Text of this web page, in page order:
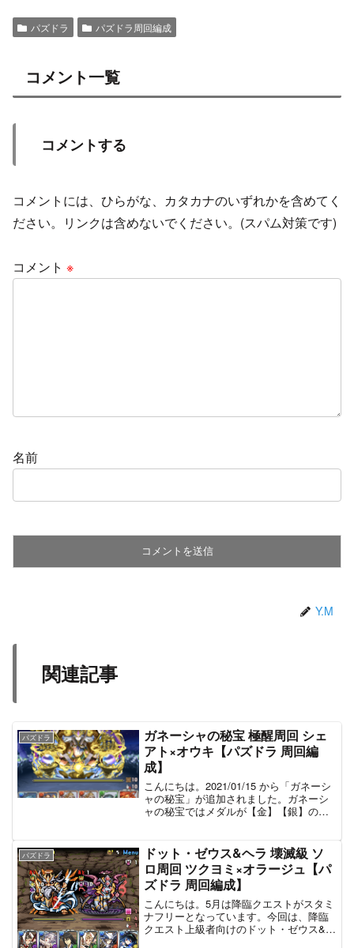
パズドラ パズドラ周回編成
コメント一覧
コメントする
コメントには、ひらがな、カタカナのいずれかを含めてく
ださい。リンクは含めないでください。(スパム対策です)
コメント ※
名前
Y.M
関連記事
パズドラ
ガネーシャの秘宝 極醒周回 シェ
アト×オウキ【パズドラ 周回編
成】
こんにちは。2021/01/15 から「ガネーシ
ャの秘宝」が追加されました。ガネーシ
ャの秘宝ではメダルが【金】【銀】のみ
ンジョン内容はやや面倒ですが、ガネー
シャの財窟...
パズドラ
ドット・ゼウス&ヘラ 壊滅級 ソ
ロ周回 ツクヨミ×オラージュ【パ
ズドラ 周回編成】
こんにちは。5月は降臨クエストがスタミ
ナフリーとなっています。今回は、降臨
クエスト上級者向けのドット・ゼウス&ヘ